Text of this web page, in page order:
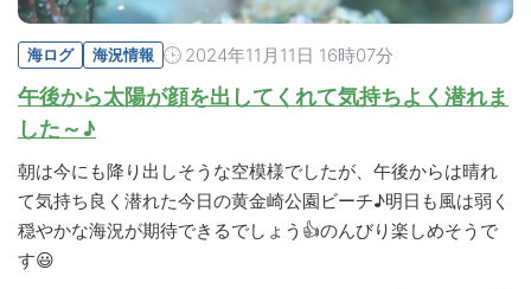
海ログ 海況情報 2024年11月11日 16時07分
午後から太陽が顔を出してくれて気持ちよく潜れま
した～♪
朝は今にも降り出しそうな空模様でしたが、午後からは晴れ
て気持ち良く潜れた今日の黄金崎公園ビーチ♪明日も風は弱く
穏やかな海況が期待できるでしょう👍のんびり楽しめそうで
す😃